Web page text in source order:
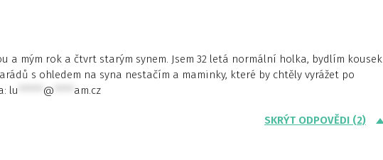
a mým rok a čtvrt starým synem. Jsem 32 letá normální holka, bydlím kousek
s ohledem na syna nestačím a maminky, které by chtěly vyrážet po
lu @ am.cz
SKRÝT ODPOVĚDI (2)